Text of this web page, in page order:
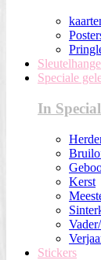
Speciale
In
Kerst
Stickers